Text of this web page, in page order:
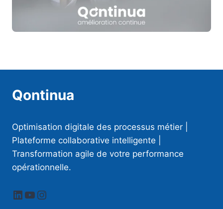
Qontinua
Optimisation digitale des processus métier |
Plateforme collaborative intelligente |
Transformation agile de votre performance
opérationnelle.
LinkedIn
YouTube
Instagram